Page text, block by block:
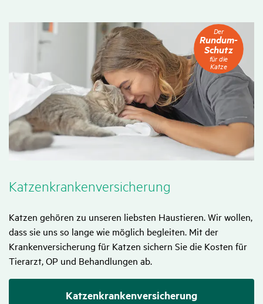
Katzen­kran­ken­ver­si­che­rung
Katzen gehören zu unseren liebsten Haustieren. Wir wollen,
dass sie uns so lange wie möglich begleiten. Mit der
Krankenversicherung für Katzen sichern Sie die Kosten für
Tierarzt, OP und Behandlungen ab.
Katzenkranken­versicherung
Der
Rundum-
Schutz
für
Katze
Der
Rundum-
Schutz
für die
Katze